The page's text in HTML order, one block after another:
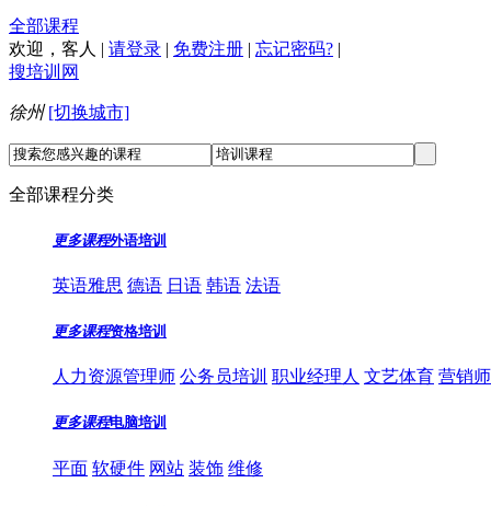
全部课程
欢迎， 客人 | 请登录 | 免费注册 | 忘记密码? |
搜培训网
徐州 [切换城市]
全部课程分类
更多课程外语培训
英语雅思 德语 日语 韩语 法语
更多课程资格培训
人力资源管理师 公务员培训 职业经理人 文艺体育 营销
更多课程电脑培训
平面 软硬件 网站 装饰 维修